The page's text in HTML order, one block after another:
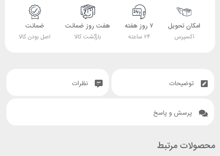
امکان تحویل
اکسپرس
۷ روز هفته
۲۴ ساعته
هفت روز ضمانت
بازگشت کالا
ضمانت
اصل بودن کالا
توضیحات نظرات
پرسش و پاسخ
محصولات مرتبط